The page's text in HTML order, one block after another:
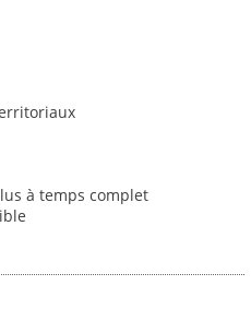
à temps complet